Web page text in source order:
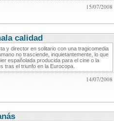
15/07/2008
calidad
y director en solitario con una tragicomedia
no trasciende, inquietantemente, lo que
españolada producida para el cine o la
tras el triunfo en la Eurocopa.
14/07/2008
critica de cine